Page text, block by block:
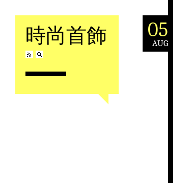
時尚首飾
Skip to content
05
AUG